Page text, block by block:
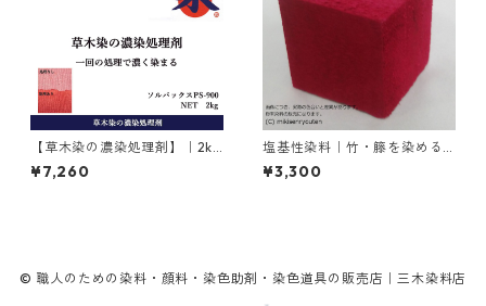
【草木染の濃染処理剤】｜2kg
｜ソルバックスPSー900
¥7,260
塩基性染料｜竹・籐を染める
｜100g｜塩基性レット（赤色
系）
¥3,300
© 職人のための染料・顔料・染色助剤・染色道具の販売店｜三木染料店